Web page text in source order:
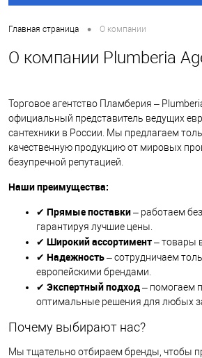
Главная страница • О компании
О компании Plumberia
Торговое агентство Пламберия –
официальный представитель ведущих
сантехники в России. Мы предлагаем
качественную продукцию от мировых
безупречной репутацией.
Наши преимущества:
✔ Прямые поставки– работаем
гарантируя лучшие цены.
✔ Широкий ассортимент– товары
✔ Надежность– сотрудничаем
европейскими брендами.
✔ Экспертный подход– помогаем
оптимальные решения для любых
Почему выбирают нас?
Мы тщательно отбираем бренды, чтобы